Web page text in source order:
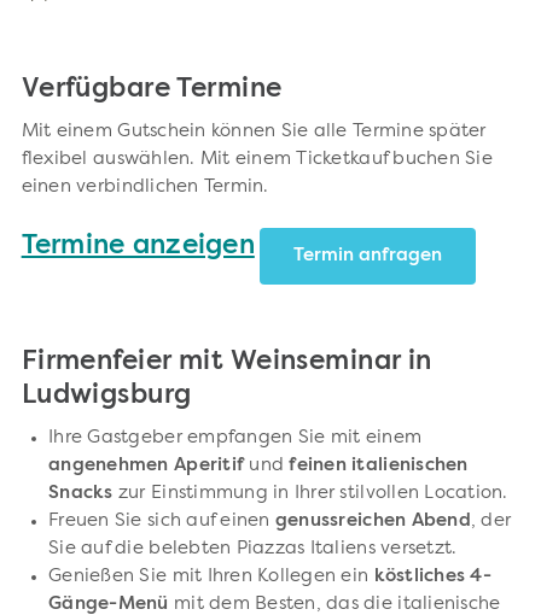
Verfügbare Termine
Mit einem Gutschein können Sie alle Termine später
flexibel auswählen. Mit einem Ticketkauf buchen Sie
einen verbindlichen Termin.
Termine anzeigen Termin anfragen
Firmenfeier mit Weinseminar in
Ludwigsburg
Ihre Gastgeber empfangen Sie mit einem
angenehmen Aperitifundfeinen italienischen
Snacks zur Einstimmung in Ihrer stilvollen Location.
Freuen Sie sich auf einen genussreichen Abend , der
Sie auf die belebten Piazzas Italiens versetzt.
Genießen Sie mit Ihren Kollegen ein köstliches 4-
Gänge-Menü mit dem Besten, das die italienische